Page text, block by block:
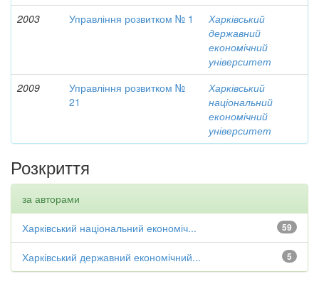
2003
Управління розвитком № 1
Харківський
державний
економічний
університет
2009
Управління розвитком №
21
Харківський
національний
економічний
університет
Розкриття
за авторами
59
Харківський національний економіч...
5
Харківський державний економічний...